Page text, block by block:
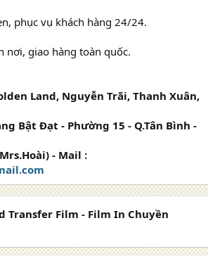
phục vụ khách hàng 24/24.
nơi, giao hàng toàn quốc.
Land, Nguyễn Trãi, Thanh Xuân,
Bật Đạt - Phường 15 - Q.Tân Bình -
- Mail :
Transfer Film - Film In Chuyền